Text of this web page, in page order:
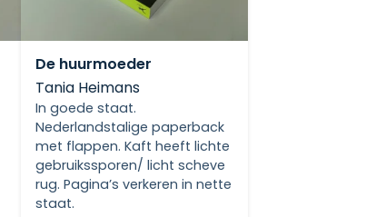
De huurmoeder
Tania Heimans
In goede staat.
Nederlandstalige paperback
met flappen. Kaft heeft lichte
gebruikssporen/ licht scheve
rug. Pagina’s verkeren in nette
staat.